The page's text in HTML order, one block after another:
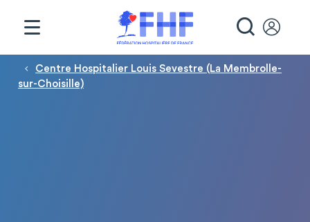
Fil d'Ariane
Centre Hospitalier Louis Sevestre (La Membrolle-
sur-Choisille)
Panneau de gestion des cookies